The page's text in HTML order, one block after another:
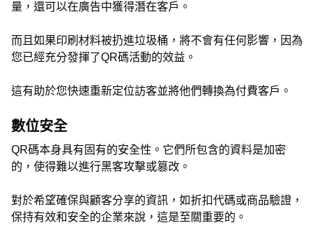
量，還可以在廣告中獲得潛在客戶。
而且如果印刷材料被扔進垃圾桶，將不會有任何影響，因為
您已經充分發揮了QR碼活動的效益。
這有助於您快速重新定位訪客並將他們轉換為付費客戶。
數位安全
QR碼本身具有固有的安全性。它們所包含的資料是加密
的，使得難以進行黑客攻擊或篡改。
對於希望確保與顧客分享的資訊，如折扣代碼或商品驗證，
保持有效和安全的企業來說，這是至關重要的。